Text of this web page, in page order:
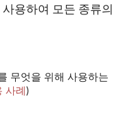
용하여 모든 종류의
무엇을 위해 사용하는
사례 )